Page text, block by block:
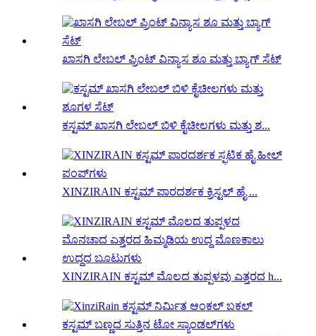
ಖಾಸಗಿ ಲೇಬಲ್ ಪ್ರಿಂಟ್ ವಿನ್ಯಾಸ ಶೂ ಮತ್ತು ಬ್ಯಾಗ್ ಸೆಟ್
ಕಸ್ಟಮ್ ಖಾಸಗಿ ಲೇಬಲ್ ಬಿಳಿ ಕೈಚೀಲಗಳು ಮತ್ತು ಶ...
XINZIRAIN ಕಸ್ಟಮ್ ಪಾರದರ್ಶಕ ಕ್ರಿಸ್ಟಲ್ ಹೈ ...
XINZIRAIN ಕಸ್ಟಮ್ ಮೊಲದ ತುಪ್ಪಳವು ಎತ್ತರದ h...